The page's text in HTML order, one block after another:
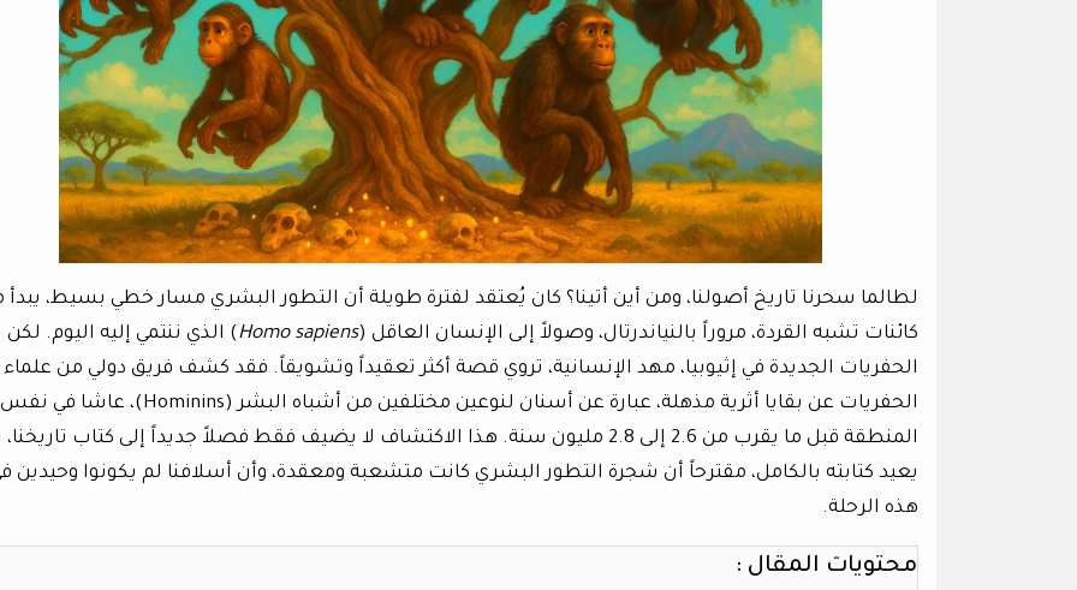
لطالما سحرنا تاريخ أصولنا، ومن أين أتينا؟ كان يُعتقد لفترة طويلة أن التطور البشري مسار خطي بسيط، يبدأ
كائنات تشبه القردة، مروراً بالنياندرتال، وصولاً إلى الإنسان العاقل (Homo sapiens) الذي ننتمي إليه اليوم. لكن
الحفريات الجديدة في إثيوبيا، مهد الإنسانية، تروي قصة أكثر تعقيداً وتشويقاً. فقد كشف فريق دولي من علماء
الحفريات عن بقايا أثرية مذهلة، عبارة عن أسنان لنوعين مختلفين من أشباه البشر (Hominins)، عاشا في نفس
المنطقة قبل ما يقرب من 2.6 إلى 2.8 مليون سنة. هذا الاكتشاف لا يضيف فقط فصلاً جديداً إلى كتاب
يعيد كتابته بالكامل، مقترحاً أن شجرة التطور البشري كانت متشعبة ومعقدة، وأن أسلافنا لم يكونوا وحيدين
هذه الرحلة.
محتويات المقال :